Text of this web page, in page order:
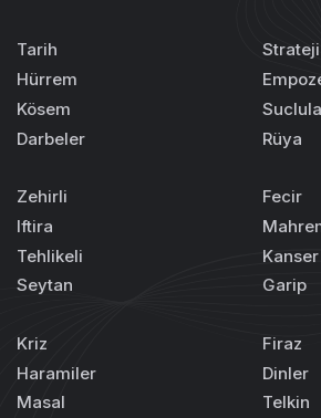
Tarih
Hürrem
Kösem
Darbeler
Strateji
Rüya
Zehirli
Iftira
Tehlikeli
Seytan
Fecir
Kanser
Garip
Kriz
Haramiler
Masal
Firaz
Dinler
Telkin